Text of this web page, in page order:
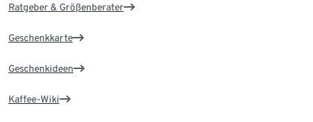
Ratgeber & Größenberater
Geschenkkarte
Geschenkideen
Kaffee-Wiki